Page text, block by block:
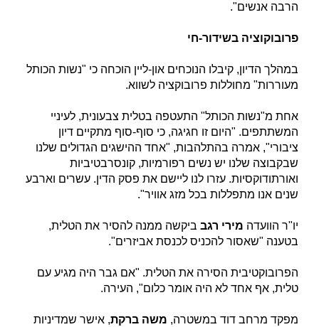
הרבה אנשים".
פרובוקוציה בשידור-חי
במהלך הדיון, קיבלו הנוכחים און-ליין הוכחה כי "נשות הכותל
מעוררות" מחוללות פרובוקציה לשווא.
אחת מ"נשות הכותל" התעטפה בטלית צבעונית, לעיניי
המשתתפים. "היום זו חגיגה, כי סוף-סוף מתקיים דיון
ציבורי", אמרה בהתלהבות, "אחד ההישגים הגדולים שלנו
שבקבוצה שלנו יש נשים רפורמיות, קונסרבטיביות
ואורתודוקסיות. עזרו לנו ליישם את פסק הדין. עשרים וארבע
שנים אנו מתפללות בכל מזג אוויר".
יו"ר הוועדה מירי רגב ביקשה ממנה להסיר את הטלית,
בטענה "שאסור להכניס לכנסת אביזרים".
הפרובוקטיבית הסירה את הטלית. "אם גבר היה מגיע עם
טלית, אף אחד לא היה אומר כלום", העירה.
מפקד מרחב דוד במשטרה, משה ברקת, אישר שמדיניות